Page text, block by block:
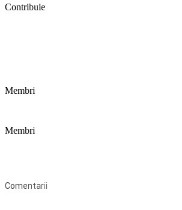
Contribuie
Membri
Membri
Comentarii